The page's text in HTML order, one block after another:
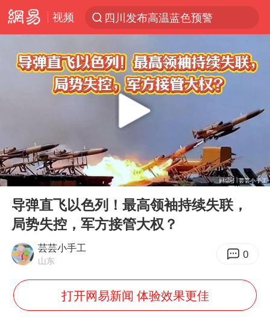
视频
四川发布高温蓝色预警
中央气象台继续发布暴雨橙警
成都多趟列车临时停运
路虎卫士110 HSE限时降价
部分银行上调存款利率
演员秦焰去世 曾出演《狂飙》
河南启动防汛四级应急响应
SK海力士回应“或出售重庆工厂”传闻
Play
00:00 19:48
导弹直飞以色列！最高领袖持续失联，
局势失控，军方接管大权？
芸芸小手工
山东 0
打开网易新闻 体验效果更佳